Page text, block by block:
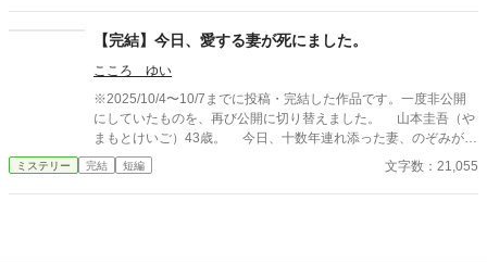
【完結】今日、愛する妻が死にました。
こころ ゆい
※2025/10/4〜10/7までに投稿・完結した作品です。一度非公開
にしていたものを、再び公開に切り替えました。 山本圭吾（や
まもとけいご）43歳。 今日、十数年連れ添った妻、のぞみが末
期がんのため、この世を去った。 圭吾は、愛する妻の死を受け
入れられず、ただただ悲しみに暮れていた。 そんな中、葬式の
ミステリー 完結 短編 文字数：21,055